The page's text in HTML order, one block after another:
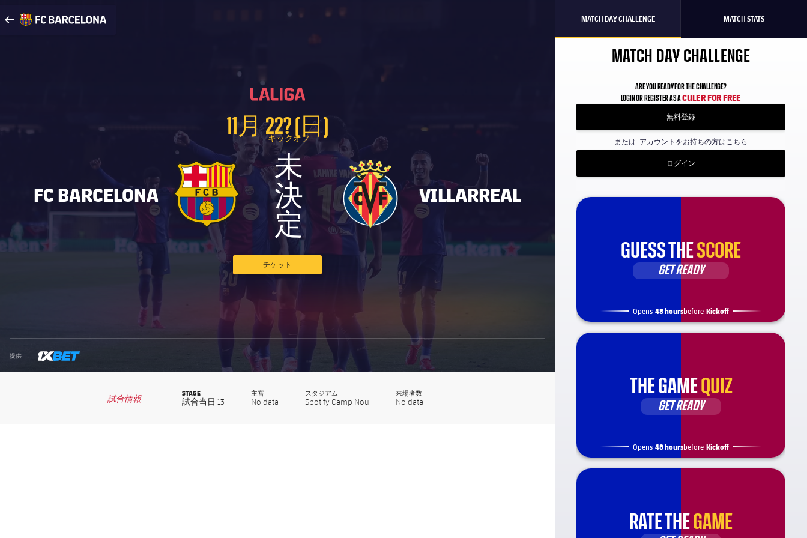
FCバルセロナ公式サイトへ
arrow-right
fcbarcelona-with-name
11月 22? (日)
FC BARCELONA
キックオフ
未
決
定
VILLARREAL
チケット
提供
試合情報
label.competition.name.21
label.competition.name.21
STAGE
試合当日 13
主審
No data
スタジアム
Spotify Camp Nou
来場者数
No data
MATCH DAY CHALLENGE MATCH STATS
MATCH DAY CHALLENGE
ARE YOU READY FOR THE CHALLENGE?
LOGIN OR REGISTER AS ACULER FOR FREE
無料登録
または アカウントをお持ちの方はこちら
ログイン
GUESS THESCORE
GET READY
Opens 48 hoursbefore Kickoff
THE GAMEQUIZ
GET READY
Opens 48 hoursbefore Kickoff
RATE THEGAME